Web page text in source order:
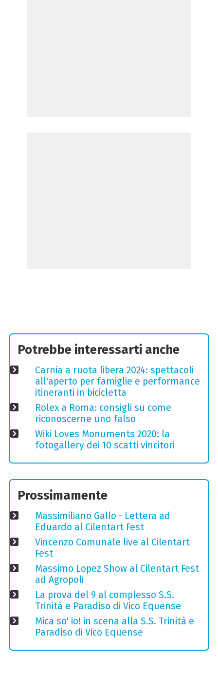
Potrebbe interessarti anche
Carnia a ruota libera 2024: spettacoli
all'aperto per famiglie e performance
itineranti in bicicletta
Rolex a Roma: consigli su come
riconoscerne uno falso
Wiki Loves Monuments 2020: la
fotogallery dei 10 scatti vincitori
Prossimamente
Massimiliano Gallo - Lettera ad
Eduardo al Cilentart Fest
Vincenzo Comunale live al Cilentart
Fest
Massimo Lopez Show al Cilentart Fest
ad Agropoli
La prova del 9 al complesso S.S.
Trinità e Paradiso di Vico Equense
Mica so' io! in scena alla S.S. Trinità e
Paradiso di Vico Equense